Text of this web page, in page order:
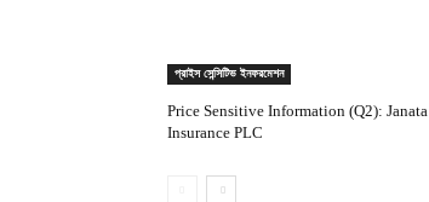
প্রাইস সেন্সিটিভ ইনফরমেশন
Price Sensitive Information (Q2): Janata
Insurance PLC